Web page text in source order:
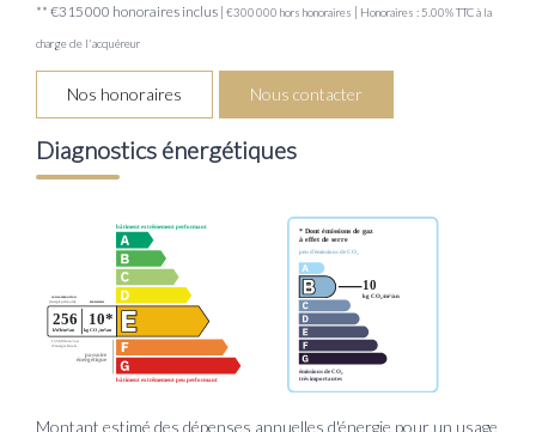
** €315 000 honoraires inclus | €300 000 hors honoraires | Honoraires : 5.00% TTC à la
charge de l'acquéreur
Nos honoraires Nous contacter
Diagnostics énergétiques
Montant estimé des dépenses annuelles d'énergie pour un usage